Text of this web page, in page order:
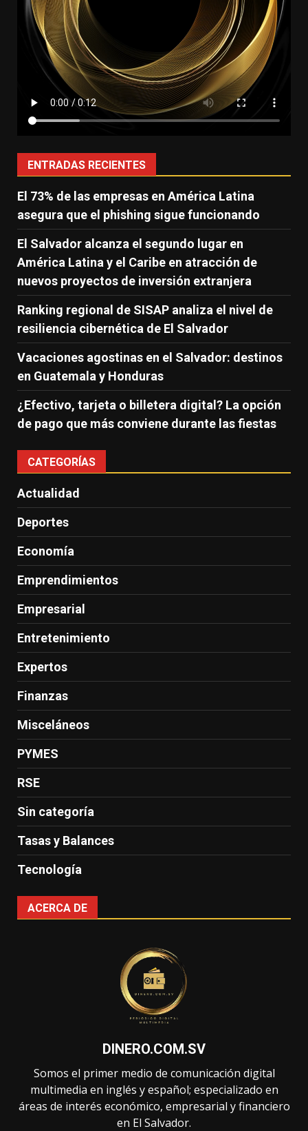
ENTRADAS RECIENTES
El 73% de las empresas en América Latina
asegura que el phishing sigue funcionando
El Salvador alcanza el segundo lugar en
América Latina y el Caribe en atracción de
nuevos proyectos de inversión extranjera
Ranking regional de SISAP analiza el nivel de
resiliencia cibernética de El Salvador
Vacaciones agostinas en el Salvador: destinos
en Guatemala y Honduras
¿Efectivo, tarjeta o billetera digital? La opción
de pago que más conviene durante las fiestas
CATEGORÍAS
Actualidad
Deportes
Economía
Emprendimientos
Empresarial
Entretenimiento
Expertos
Finanzas
Misceláneos
PYMES
RSE
Sin categoría
Tasas y Balances
Tecnología
ACERCA DE
DINERO.COM.SV
Somos el primer medio de comunicación digital
multimedia en inglés y español; especializado en
áreas de interés económico, empresarial y financiero
en El Salvador.